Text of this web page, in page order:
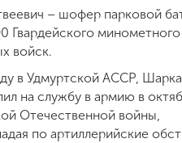
– шофер парковой
Гвардейского минометного
войск.
в Удмуртской АССР,
на службу в армию в
Отечественной войны,
по артиллерийские